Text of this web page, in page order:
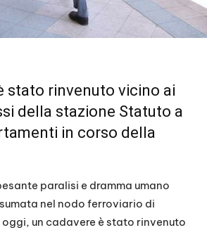
stato rinvenuto vicino ai
della stazione Statuto a
in corso della
paralisi e dramma umano
nel nodo ferroviario di
oggi, un cadavere è stato rinvenuto